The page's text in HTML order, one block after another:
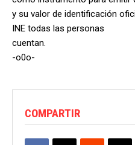
y su valor de identificación
INE todas las personas
cuentan.
-o0o-
COMPARTIR